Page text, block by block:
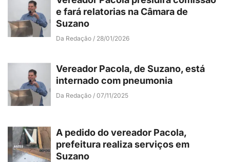
e fará relatorias na Câmara de
Suzano
Da Redação 28/01/2026
Vereador Pacola, de Suzano, está
internado com pneumonia
Da Redação 07/11/2025
A pedido do vereador Pacola,
prefeitura realiza serviços em
Suzano